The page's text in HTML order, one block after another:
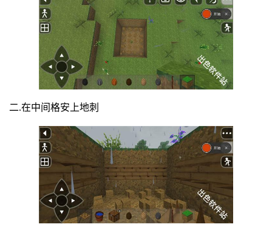
二.在中间格安上地刺